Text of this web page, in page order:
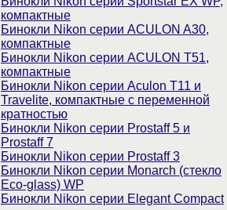
компактные
Бинокли Nikon серии ACULON A30,
компактные
Бинокли Nikon серии ACULON Т51,
компактные
Бинокли Nikon серии Aculon T11 и
Travelite, компактные с переменной
кратностью
Бинокли Nikon серии Prostaff 5 и
Prostaff 7
Бинокли Nikon серии Prostaff 3
Бинокли Nikon серии Monarch (стекло
Eco-glass) WP
Бинокли Nikon серии Elegant Compact